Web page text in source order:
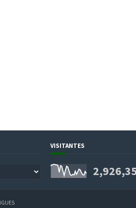
VISITANTES